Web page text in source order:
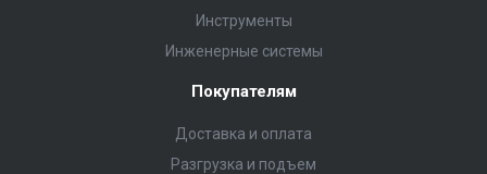
Инструменты
Инженерные системы
Покупателям
Доставка и оплата
Разгрузка и подъем